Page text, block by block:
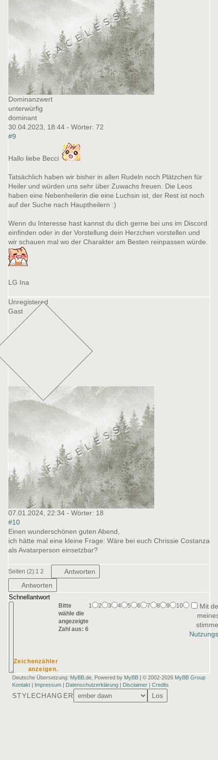
Dominanzwert
unterwürfig
dominant
30.04.2023, 18:44 - Wörter: 72
#9
Hallo liebe Becci
Tatsächlich haben wir bisher in allen Rudeln noch Plätzchen für
Heiler und würden uns sehr über Zuwachs freuen. Die Leos
haben eine Nebenheilerin die eine Luchsin ist, der Rest ist noch
auf der Suche nach Hauptheilern :)
Wenn du Interesse hast kannst du dich gerne bei uns im Discord
einfinden oder in der Vorstellung dein Herzchen vorstellen und
wir schauen mal wo der Charakter am Besten reinpassen würde.
LG Ina
Unregistered
Gast
07.01.2024, 22:34 - Wörter: 18
#10
Einen wunderschönen guten Abend,
ich hätte mal eine kleine Frage: Wäre bei euch Chrissie Costanza
als Avatarperson einsetzbar?
Seiten (2):1 2
Antworten
Antworten
Schnellantwort
Zeichenzähler
anzeigen.
Bitte
wähle die
angezeigte
Zahl aus: 6
1 2 3 4 5 6 7 8 9 10
Mit
Deutsche Übersetzung: MyBB.de , Powered by MyBB | © 2002-2026 MyBB Group
Kontakt | Impressum | Datenschutzerklärung | Disclaimer | Credits
STYLECHANGER Los